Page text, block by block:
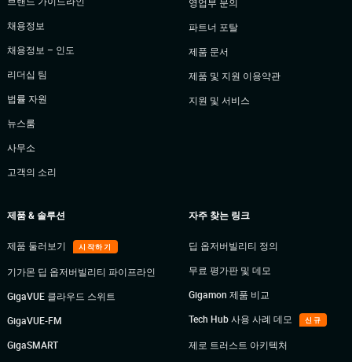
채용정보
채용정보 – 인도
리더십 팀
법률 자원
뉴스룸
사무소
고객의 소리
파트너 포탈
제품 문서
제품 및 지원 이용약관
지원 및 서비스
제품 & 솔루션
제품 둘러보기 시작하기
기가몬 딥 옵저버빌리티 파이프라인
GigaVUE 클라우드 스위트
GigaVUE-FM
GigaSMART
자주 찾는 링크
딥 옵저버빌리티 정의
무료 평가판 및 데모
Gigamon 제품 비교
Tech Hub 사용 사례 데모
신규
제로 트러스트 아키텍처